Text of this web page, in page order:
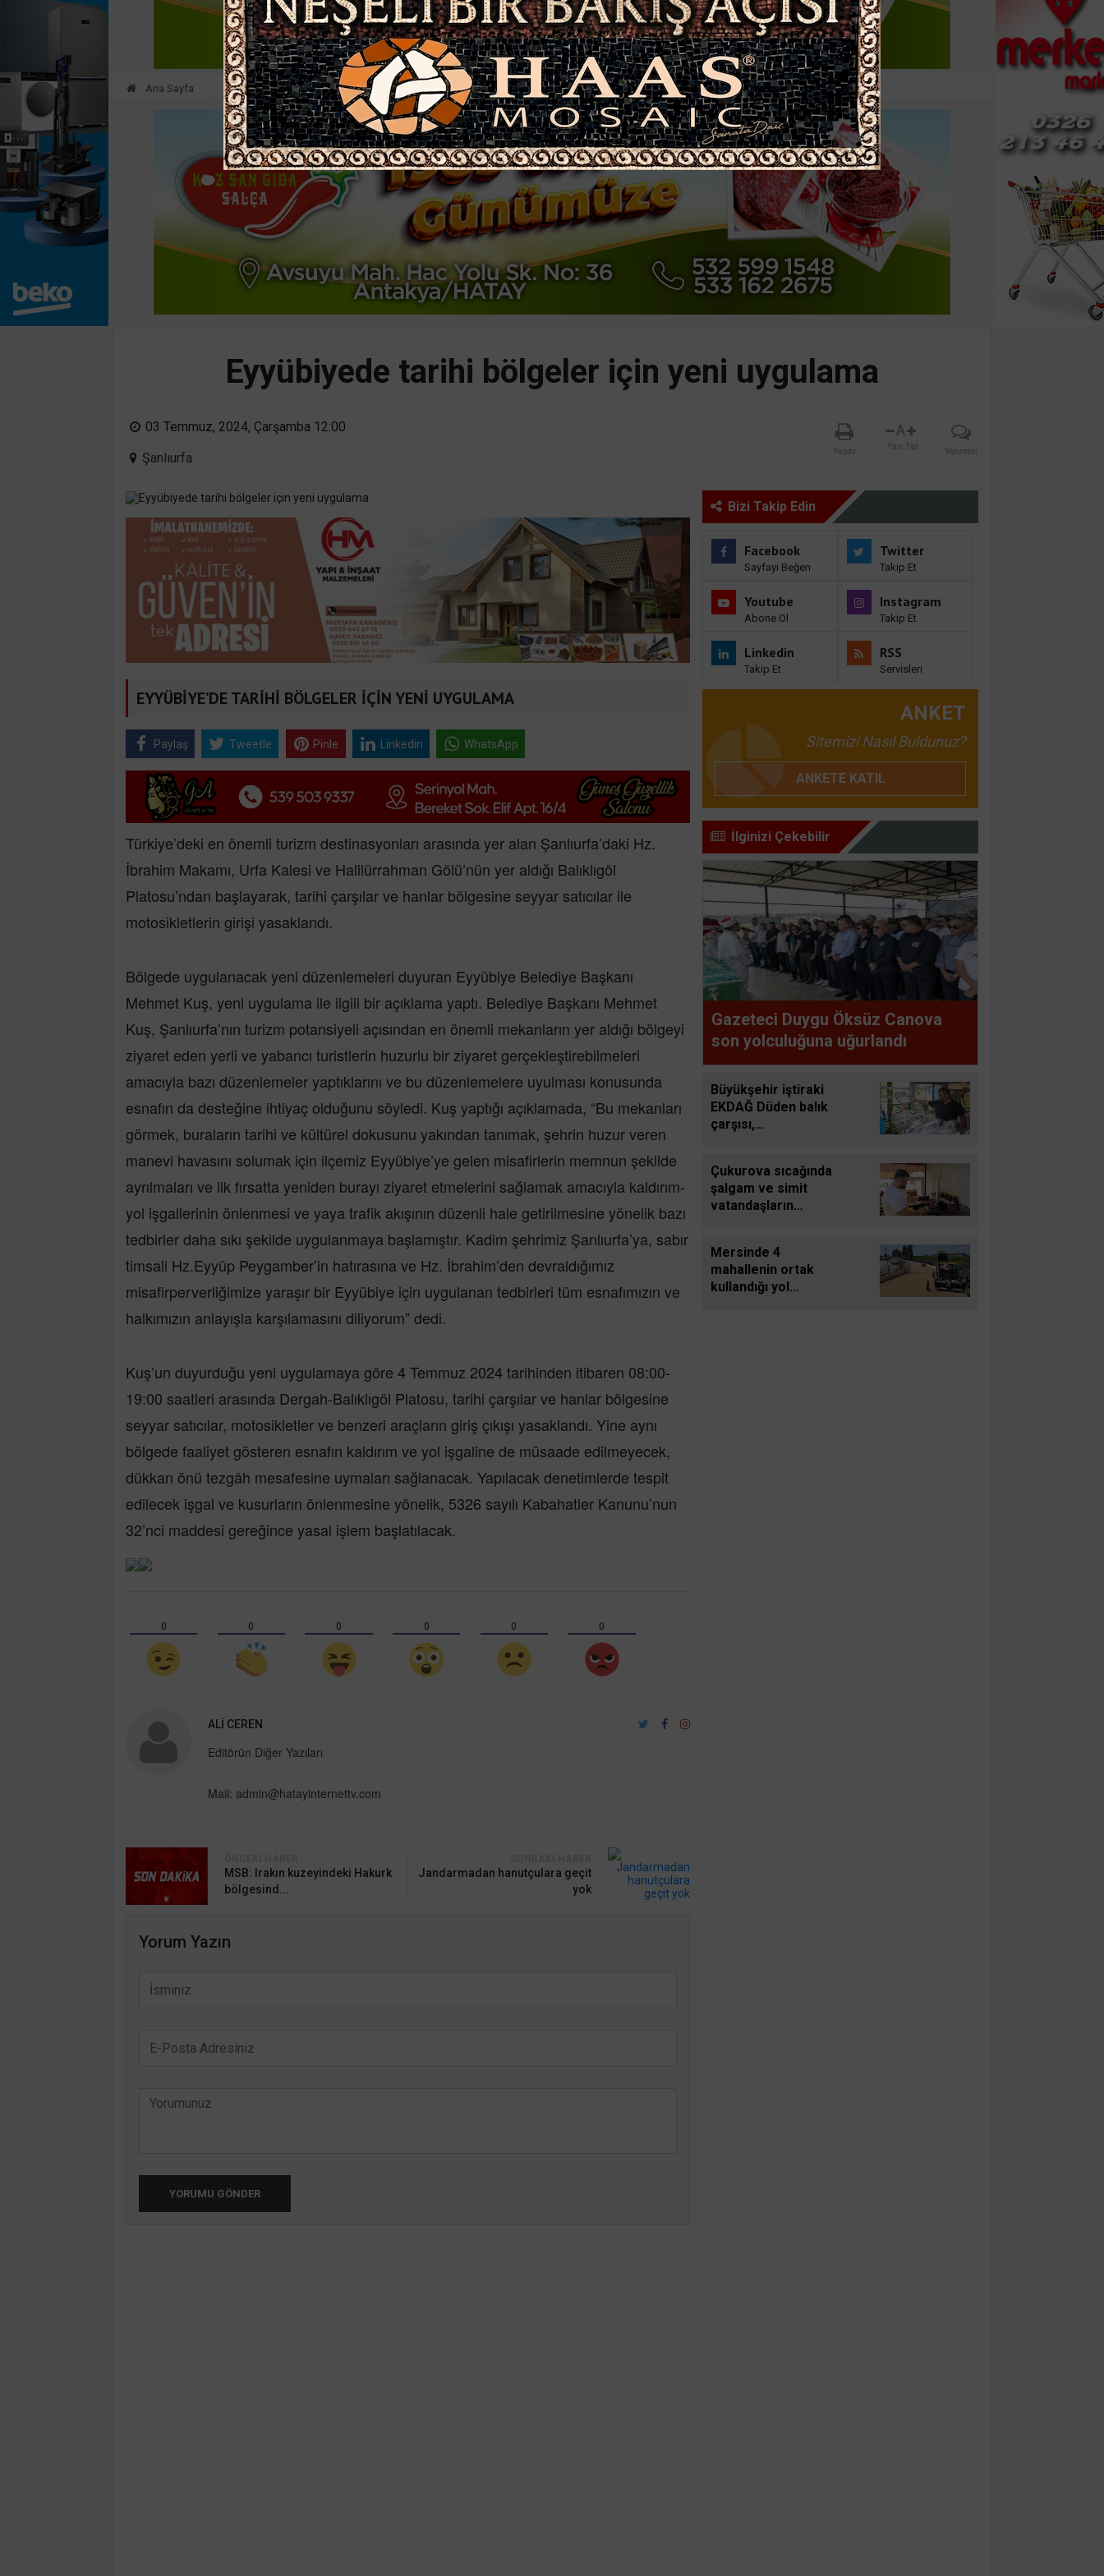
Ana Sayfa GÜNDEM
Eyyübiyede tarihi bölgeler için yeni uygulama
03 Temmuz, 2024, Çarşamba 12:00
Şanlıurfa
Yazdır
A
Yazı Tipi Yorumlar
EYYÜBİYE’DE TARİHİ BÖLGELER İÇİN YENİ UYGULAMA
Paylaş Tweetle Pinle Linkedin WhatsApp
Türkiye’deki en önemli turizm destinasyonları arasında yer alan Şanlıurfa’daki Hz.
İbrahim Makamı, Urfa Kalesi ve Halilürrahman Gölü’nün yer aldığı Balıklıgöl
Platosu’ndan başlayarak, tarihi çarşılar ve hanlar bölgesine seyyar satıcılar ile
motosikletlerin girişi yasaklandı.
Bölgede uygulanacak yeni düzenlemeleri duyuran Eyyübiye Belediye Başkanı
Mehmet Kuş, yeni uygulama ile ilgili bir açıklama yaptı. Belediye Başkanı Mehmet
Kuş, Şanlıurfa’nın turizm potansiyeli açısından en önemli mekanların yer aldığı bölgeyi
ziyaret eden yerli ve yabancı turistlerin huzurlu bir ziyaret gerçekleştirebilmeleri
amacıyla bazı düzenlemeler yaptıklarını ve bu düzenlemelere uyulması konusunda
esnafın da desteğine ihtiyaç olduğunu söyledi. Kuş yaptığı açıklamada, “Bu mekanları
görmek, buraların tarihi ve kültürel dokusunu yakından tanımak, şehrin huzur veren
manevi havasını solumak için ilçemiz Eyyübiye’ye gelen misafirlerin memnun şekilde
ayrılmaları ve ilk fırsatta yeniden burayı ziyaret etmelerini sağlamak amacıyla kaldırım-
yol işgallerinin önlenmesi ve yaya trafik akışının düzenli hale getirilmesine yönelik bazı
tedbirler daha sıkı şekilde uygulanmaya başlamıştır. Kadim şehrimiz Şanlıurfa’ya, sabır
timsali Hz.Eyyüp Peygamber’in hatırasına ve Hz. İbrahim’den devraldığımız
misafirperverliğimize yaraşır bir Eyyübiye için uygulanan tedbirleri tüm esnafımızın ve
halkımızın anlayışla karşılamasını diliyorum” dedi.
Kuş’un duyurduğu yeni uygulamaya göre 4 Temmuz 2024 tarihinden itibaren 08:00-
19:00 saatleri arasında Dergah-Balıklıgöl Platosu, tarihi çarşılar ve hanlar bölgesine
seyyar satıcılar, motosikletler ve benzeri araçların giriş çıkışı yasaklandı. Yine aynı
bölgede faaliyet gösteren esnafın kaldırım ve yol işgaline de müsaade edilmeyecek,
dükkan önü tezgâh mesafesine uymaları sağlanacak. Yapılacak denetimlerde tespit
edilecek işgal ve kusurların önlenmesine yönelik, 5326 sayılı Kabahatler Kanunu’nun
32’nci maddesi gereğince yasal işlem başlatılacak.
0 0 0 0 0 0
ALI CEREN
Editörün Diğer Yazıları
Mail: admin@hatayinternettv.com
MSB: Irakın kuzeyindeki Hakurk
bölgesind...
Jandarmadan hanutçulara geçit
yok
Yorum Yazın
YORUMU GÖNDER
Bizi Takip Edin
Facebook
Sayfayı Beğen
Twitter
Takip Et
Youtube
Abone Ol
Instagram
Takip Et
Linkedin
Takip Et
RSS
Servisleri
ANKET
Sitemizi Nasıl Buldunuz?
ANKETE KATIL
İlginizi Çekebilir
Gazeteci Duygu Öksüz Canova
son yolculuğuna uğurlandı
Büyükşehir iştiraki
EKDAĞ Düden balık
çarşısı,
Çukurova sıcağında
şalgam ve simit
vatandaşların
Mersinde 4
mahallenin ortak
kullandığı yol